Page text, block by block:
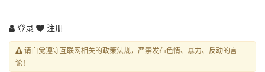
登录 注册
请自觉遵守互联网相关的政策法规，严禁发布色情、暴力、反动的言
论！